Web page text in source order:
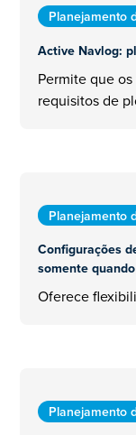
Planejamento
Active Navlog:
Permite que
requisitos de
Planejamento
Configurações
somente
Oferece
Planejamento